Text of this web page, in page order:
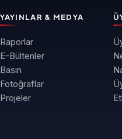
YAYINLAR & MEDYA
Raporlar
E-Bültenler
Basın
Fotoğraflar
Projeler